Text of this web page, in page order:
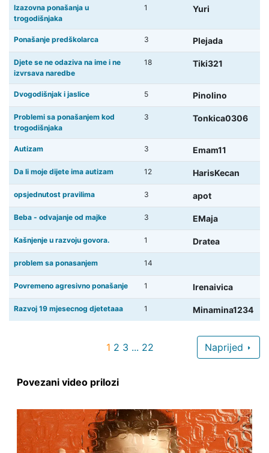
Izazovna ponašanja u
trogodišnjaka
1 Yuri
Ponašanje predškolarca 3 Plejada
Djete se ne odaziva na ime i ne
izvrsava naredbe
18 Tiki321
Dvogodišnjak i jaslice 5 Pinolino
Problemi sa ponašanjem kod
trogodišnjaka
3 Tonkica0306
Autizam 3 Emam11
Da li moje dijete ima autizam 12 HarisKecan
opsjednutost pravilima 3 apot
Beba - odvajanje od majke 3 EMaja
Kašnjenje u razvoju govora. 1 Dratea
problem sa ponasanjem 14
Povremeno agresivno ponašanje 1 Irenaivica
Razvoj 19 mjesecnog djetetaaa 1 Minamina1234
1 2 3 ... 22 Naprijed
Povezani video prilozi